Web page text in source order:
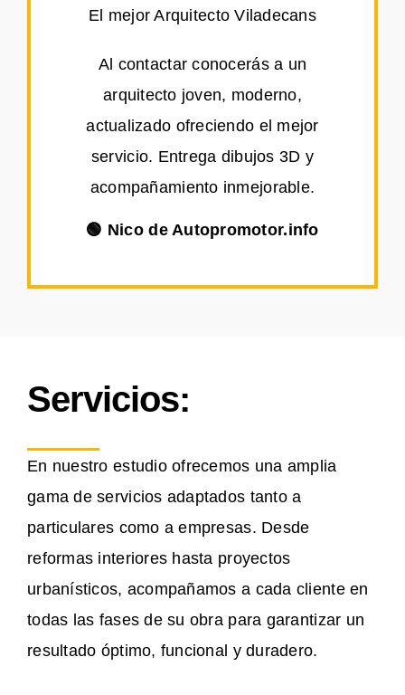
El mejor Arquitecto Viladecans
Al contactar conocerás a un
arquitecto joven, moderno,
actualizado ofreciendo el mejor
servicio. Entrega dibujos 3D y
acompañamiento inmejorable.
🟢 Nico de Autopromotor.info
Servicios:
En nuestro estudio ofrecemos una amplia
gama de servicios adaptados tanto a
particulares como a empresas. Desde
reformas interiores hasta proyectos
urbanísticos, acompañamos a cada cliente en
todas las fases de su obra para garantizar un
resultado óptimo, funcional y duradero.